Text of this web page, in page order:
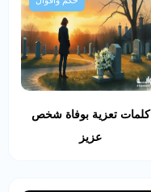
كلمات تعزية بوفاة شخص
عزيز